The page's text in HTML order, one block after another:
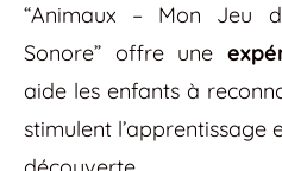
“Animaux – Mon Jeu
Sonore” offre une
aide les enfants à
stimulent